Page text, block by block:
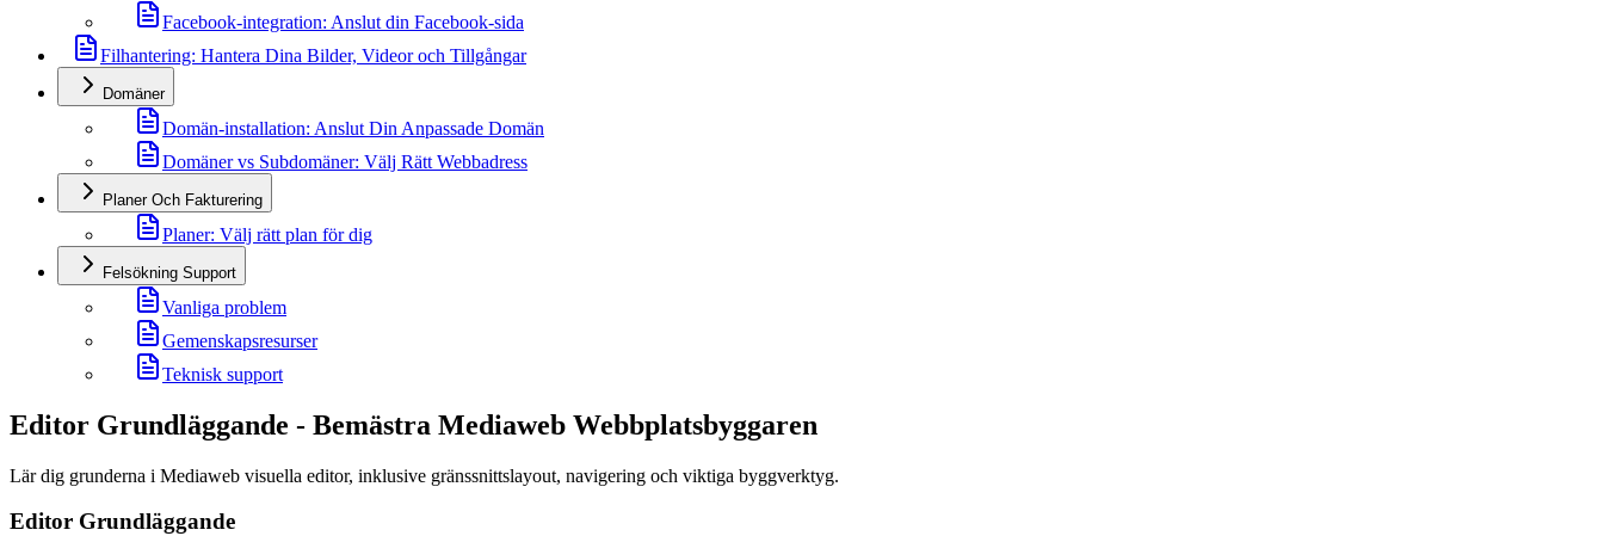
Facebook-integration: Anslut din Facebook-sida
Filhantering: Hantera Dina Bilder, Videor och Tillgångar
Domäner
Domän-installation: Anslut Din Anpassade Domän
Domäner vs Subdomäner: Välj Rätt Webbadress
Planer Och Fakturering
Planer: Välj rätt plan för dig
Felsökning Support
Vanliga problem
Gemenskapsresurser
Teknisk support
Editor Grundläggande - Bemästra Mediaweb Webbplatsbyggaren
Lär dig grunderna i Mediaweb visuella editor, inklusive gränssnittslayout, navigering och viktiga byggverktyg.
Editor Grundläggande